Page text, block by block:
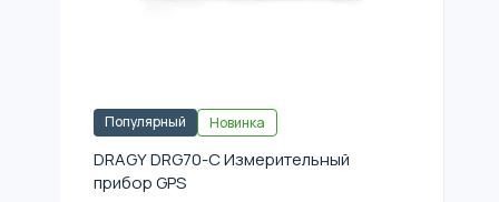
Популярный Новинка
DRAGY DRG70-C Измерительный
прибор GPS